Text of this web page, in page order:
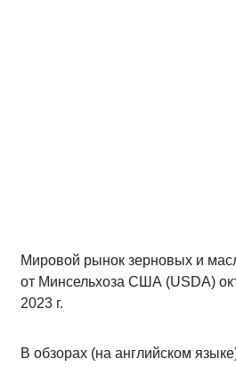
Мировой рынок зерновых и
от Минсельхоза США (USDA)
2023 г.
В обзорах (на английском